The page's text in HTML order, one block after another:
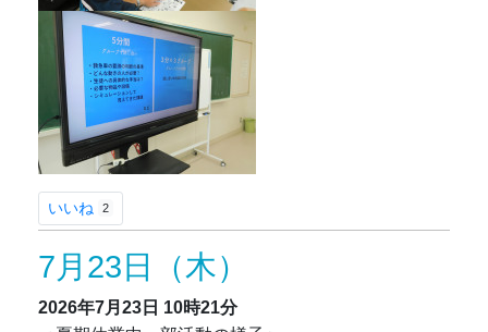
いいね 2
7月23日（木）
2026年7月23日 10時21分